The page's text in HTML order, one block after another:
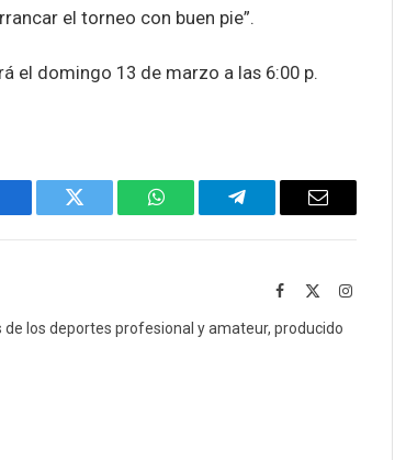
el torneo con buen pie”.
el domingo 13 de marzo a las 6:00 p.
Twitter WhatsAppTelegram Email
Facebook Instagram
los deportes profesional y amateur, producido